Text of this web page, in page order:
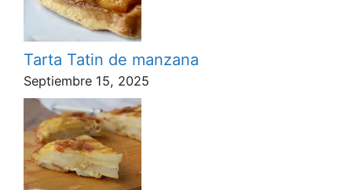
Tarta Tatin de manzana
Septiembre 15, 2025